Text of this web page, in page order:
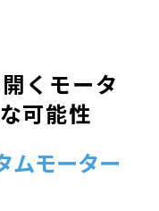
くモータ
可能性
ムモーター